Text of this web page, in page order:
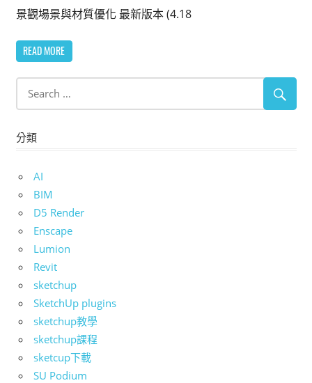
景觀場景與材質優化 最新版本 (4.18
READ MORE
分類
AI
BIM
D5 Render
Enscape
Lumion
Revit
sketchup
SketchUp plugins
sketchup教學
sketchup課程
sketcup下載
SU Podium